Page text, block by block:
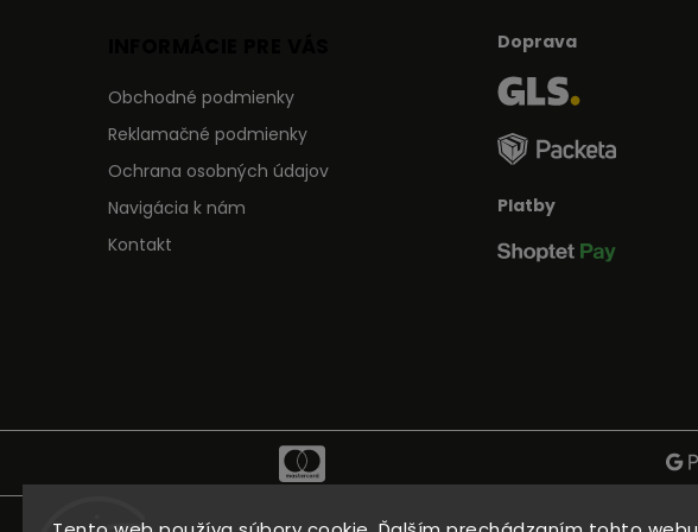
Obchodné podmienky
Reklamačné podmienky
Ochrana osobných údajov
Navigácia k nám
Kontakt
Doprava
Platby